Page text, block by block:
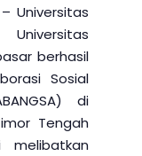
Universitas
berhasil
Sosial
di
Tengah
melibatkan